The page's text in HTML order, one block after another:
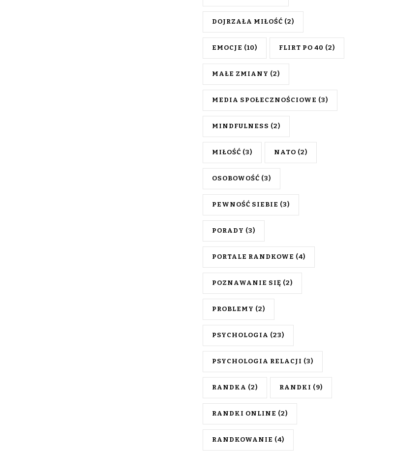
DOJRZAŁA MIŁOŚĆ (2)
EMOCJE (10) FLIRT PO 40 (2)
MAŁE ZMIANY (2)
MEDIA SPOŁECZNOŚCIOWE (3)
MINDFULNESS (2)
MIŁOŚĆ (3) NATO (2)
OSOBOWOŚĆ (3)
PEWNOŚĆ SIEBIE (3)
PORADY (3)
PORTALE RANDKOWE (4)
POZNAWANIE SIĘ (2)
PROBLEMY (2)
PSYCHOLOGIA (23)
PSYCHOLOGIA RELACJI (3)
RANDKA (2) RANDKI (9)
RANDKI ONLINE (2)
RANDKOWANIE (4)